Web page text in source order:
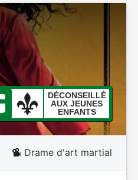
DÉCONSEILLÉ
AUX JEUNES
ENFANTS
Drame d'art martial